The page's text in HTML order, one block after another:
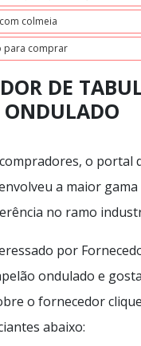
colmeia
para comprar
DE
ONDULADO
o portal
a maior gama
no ramo
por
ondulado e
o fornecedor
abaixo: